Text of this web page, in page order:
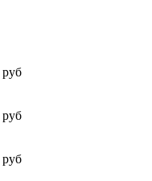
руб
руб
руб